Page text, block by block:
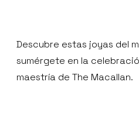
Descubre estas joyas del
sumérgete en la
maestría de The Macallan.